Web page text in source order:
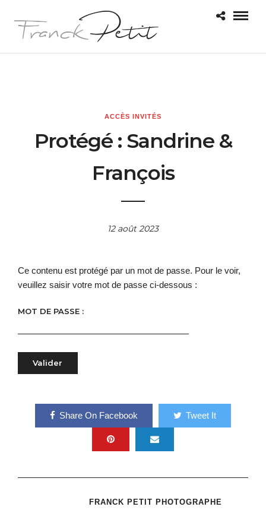
ACCÈS INVITÉS
Protégé : Sandrine &
François
12 août 2023
Ce contenu est protégé par un mot de passe. Pour le voir,
veuillez saisir votre mot de passe ci-dessous :
MOT DE PASSE :
Share On Facebook Tweet It
FRANCK PETIT PHOTOGRAPHE